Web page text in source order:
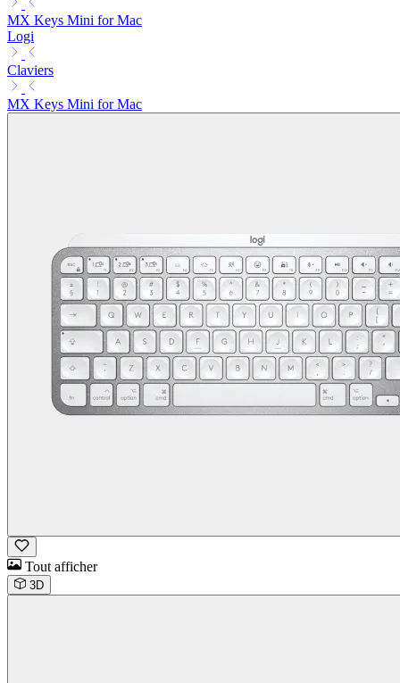
MX Keys Mini for Mac
Logi
Claviers
MX Keys Mini for Mac
Tout afficher
3D